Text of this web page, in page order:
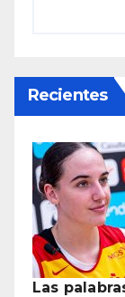
Recientes
Las